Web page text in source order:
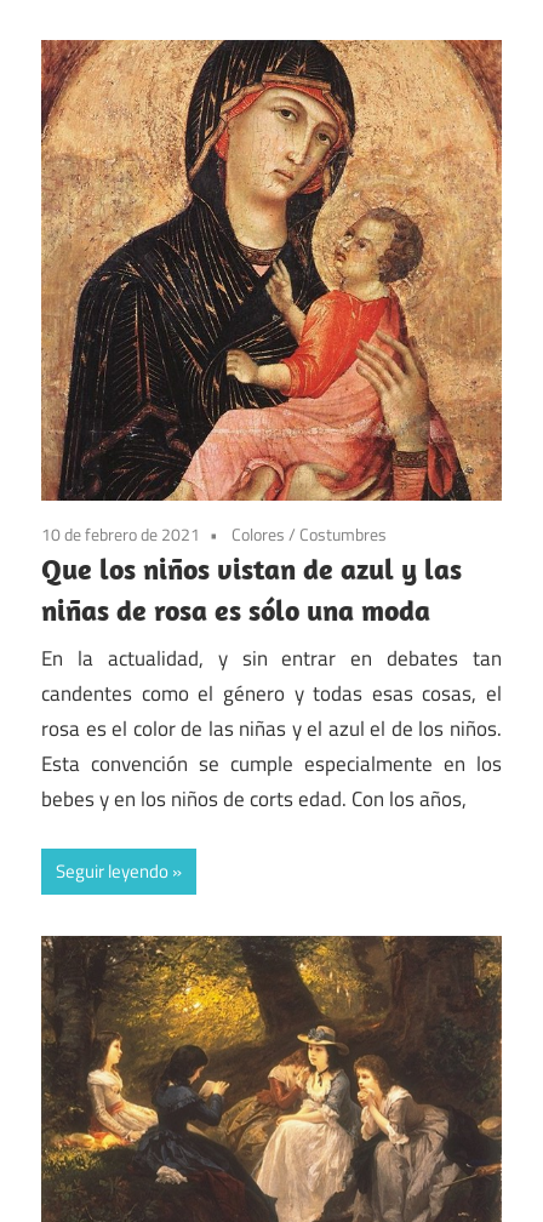
10 de febrero de 2021 Colores/ Costumbres
Que los niños vistan de azul y las
niñas de rosa es sólo una moda
En la actualidad, y sin entrar en debates tan
candentes como el género y todas esas cosas, el
rosa es el color de las niñas y el azul el de los niños.
Esta convención se cumple especialmente en los
bebes y en los niños de corts edad. Con los años,
Seguir leyendo